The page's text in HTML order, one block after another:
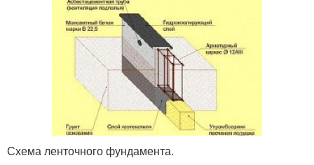
Схема ленточного фундамента.